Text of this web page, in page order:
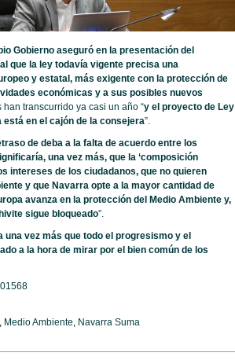
Gobierno aseguró en la presentación del
que la ley todavía vigente precisa una
y estatal, más exigente con la protección de
económicas y a sus posibles nuevos
transcurrido ya casi un año “y el proyecto de Ley
en el cajón de la consejera”.
de deba a la falta de acuerdo entre los
una vez más, que la ‘composición
intereses de los ciudadanos, que no quieren
y que Navarra opte a la mayor cantidad de
avanza en la protección del Medio Ambiente y,
sigue bloqueado”.
vez más que todo el progresismo y el
a la hora de mirar por el bien común de los
Medio Ambiente, Navarra Suma